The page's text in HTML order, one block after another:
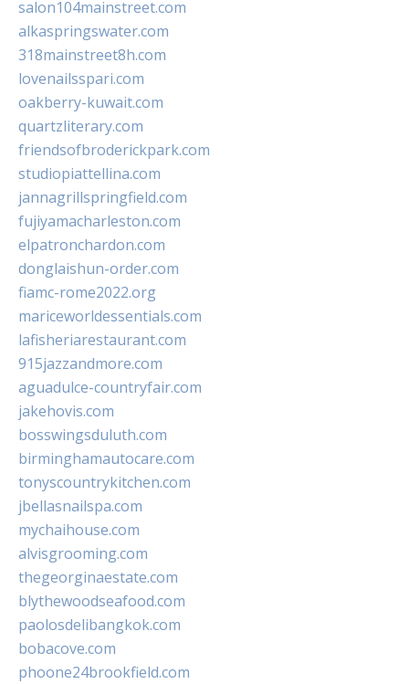
salon104mainstreet.com
alkaspringswater.com
318mainstreet8h.com
lovenailsspari.com
oakberry-kuwait.com
quartzliterary.com
friendsofbroderickpark.com
studiopiattellina.com
jannagrillspringfield.com
fujiyamacharleston.com
elpatronchardon.com
donglaishun-order.com
fiamc-rome2022.org
mariceworldessentials.com
lafisheriarestaurant.com
915jazzandmore.com
aguadulce-countryfair.com
jakehovis.com
bosswingsduluth.com
birminghamautocare.com
tonyscountrykitchen.com
jbellasnailspa.com
mychaihouse.com
alvisgrooming.com
thegeorginaestate.com
blythewoodseafood.com
paolosdelibangkok.com
bobacove.com
phoone24brookfield.com